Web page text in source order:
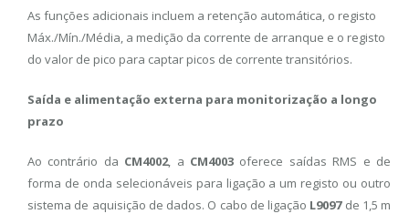
As funções adicionais incluem a retenção automática, o registo
Máx./Mín./Média, a medição da corrente de arranque e o registo
do valor de pico para captar picos de corrente transitórios.
Saída e alimentação externa para monitorização a longo
prazo
Ao contrário da CM4002, a CM4003 oferece saídas RMS e de
forma de onda selecionáveis ​​para ligação a um registo ou outro
sistema de aquisição de dados. O cabo de ligação L9097de 1,5 m